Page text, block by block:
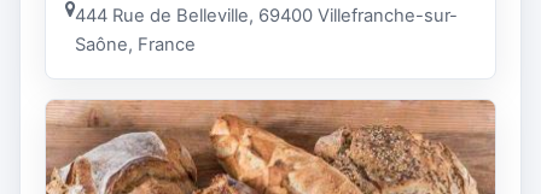
444 Rue de Belleville, 69400 Villefranche-sur-
Saône, France